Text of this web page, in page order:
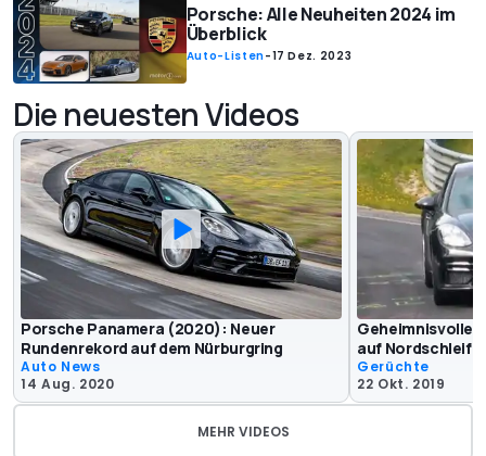
Porsche: Alle Neuheiten 2024 im
Überblick
Auto-Listen-17 Dez. 2023
Die neuesten Videos
Porsche Panamera (2020): Neuer
Rundenrekord auf dem Nürburgring
Auto News
14 Aug. 2020
Geheimnisvoller
auf
Gerüchte
22 Okt. 2019
MEHR VIDEOS